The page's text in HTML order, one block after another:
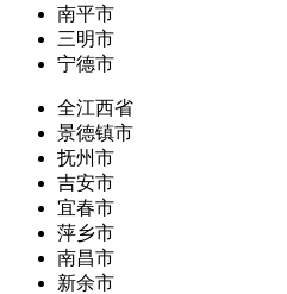
南平市
三明市
宁德市
全江西省
景德镇市
抚州市
吉安市
宜春市
萍乡市
南昌市
新余市